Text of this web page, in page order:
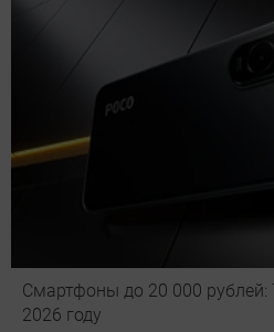
Смартфоны до 20 000 рублей:
2026 году